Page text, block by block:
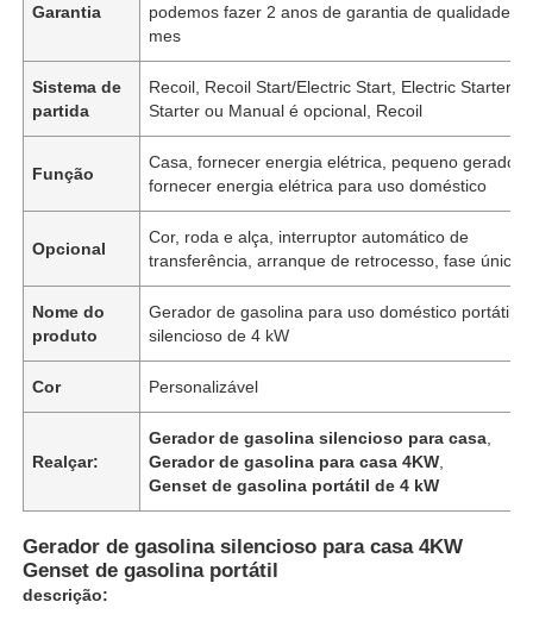
Garantia
podemos fazer 2 anos de garantia de qualidade,
mes
Sistema de
partida
Recoil, Recoil Start/Electric Start, Electric Starter,
Starter ou Manual é opcional, Recoil
Função
Casa, fornecer energia elétrica, pequeno gerador
fornecer energia elétrica para uso doméstico
Opcional
Cor, roda e alça, interruptor automático de
transferência, arranque de retrocesso, fase única
Nome do
produto
Gerador de gasolina para uso doméstico portátil
silencioso de 4 kW
Cor Personalizável
Realçar:
Gerador de gasolina silencioso para casa
Gerador de gasolina para casa 4KW
Genset de gasolina portátil de 4 kW
Gerador de gasolina silencioso para casa 4KW
Genset de gasolina portátil
descrição: